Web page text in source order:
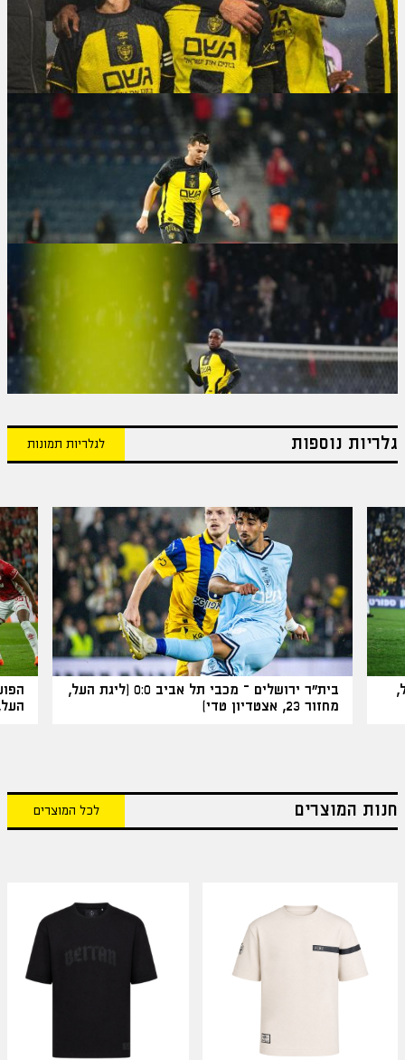
גלריות נוספות לגלריות תמונות
בית"ר ירושלים – מכבי תל אביב 0:0 (ליגת העל,
מחזור 23, אצטדיון טדי)
העל,
חנות המוצרים לכל המוצרים